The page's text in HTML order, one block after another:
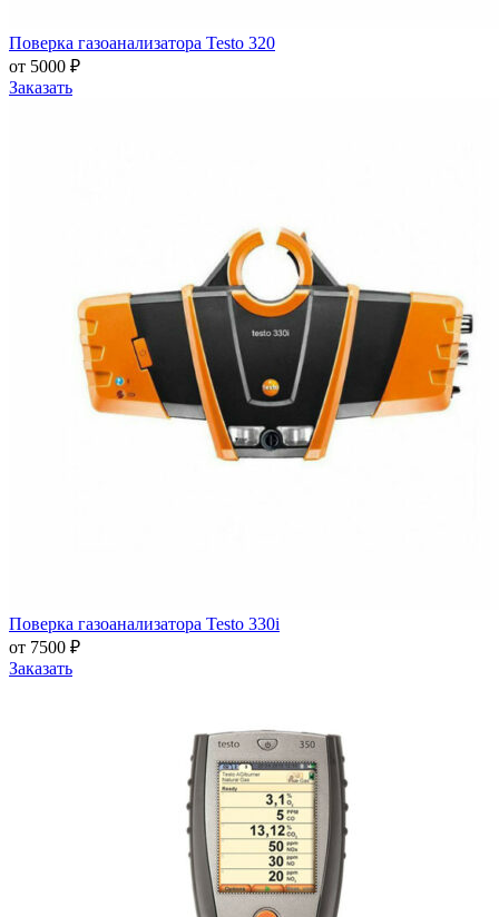
Поверка газоанализатора Testo 320
от 5000 ₽
Заказать
Поверка газоанализатора Testo 330i
от 7500 ₽
Заказать